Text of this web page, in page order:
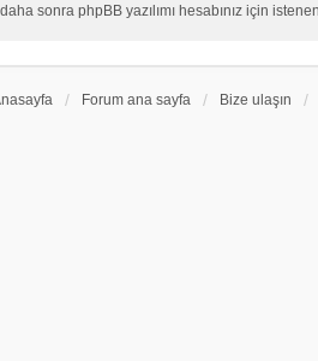
sonra phpBB yazılımı hesabınız için
Forum ana sayfa Bize ulaşın